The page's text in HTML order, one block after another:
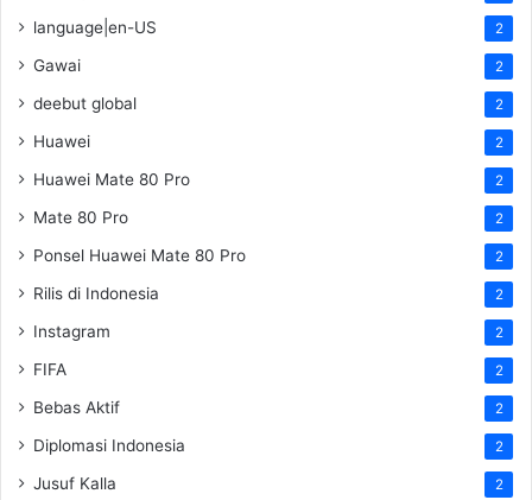
language|en-US 2
Gawai 2
deebut global 2
Huawei 2
Huawei Mate 80 Pro 2
Mate 80 Pro 2
Ponsel Huawei Mate 80 Pro 2
Rilis di Indonesia 2
Instagram 2
FIFA 2
Bebas Aktif 2
Diplomasi Indonesia 2
Jusuf Kalla 2